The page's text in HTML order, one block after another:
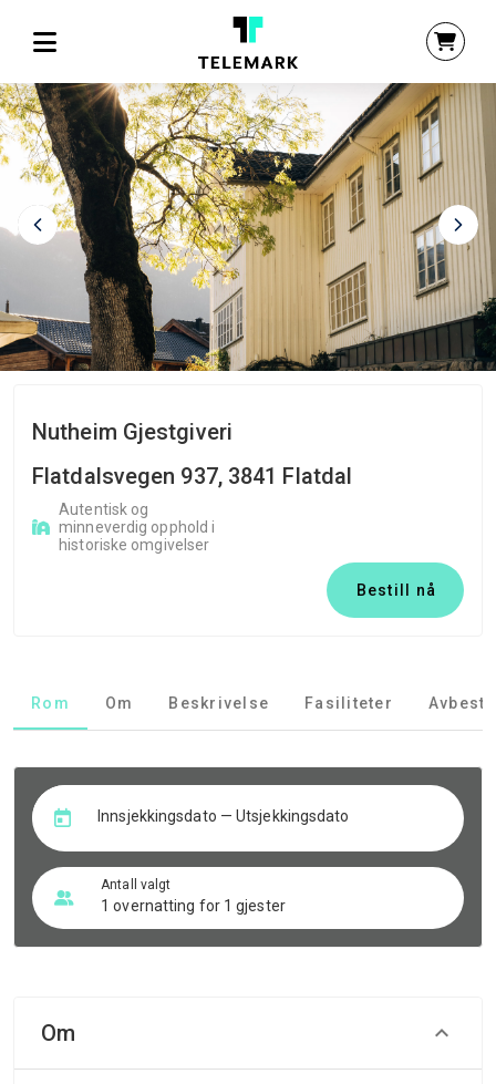
Nutheim Gjestgiveri
Flatdalsvegen 937, 3841 Flatdal
Autentisk og
minneverdig opphold i
historiske omgivelser
Bestill nå
Rom Om Beskrivelse Fasiliteter
Innsjekkingsdato — Utsjekkingsdato
Antall valgt
1 overnatting for 1 gjester
Om